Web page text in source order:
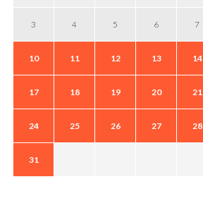
3 4 5 6 7
10 11 12 13 14
17 18 19 20 21
24 25 26 27 28
31